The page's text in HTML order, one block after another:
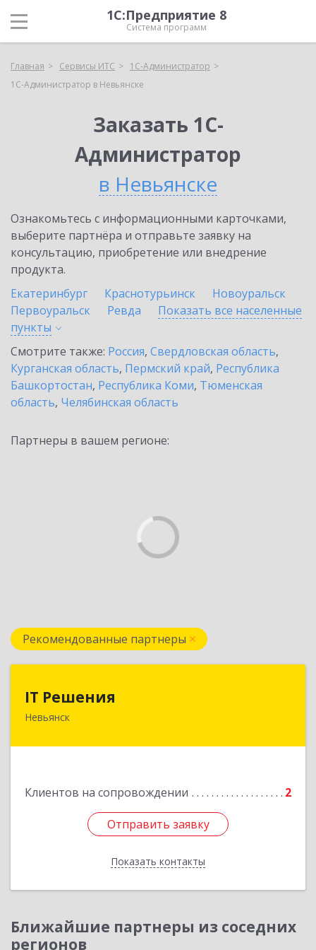
1С:Предприятие 8
Система программ
Главная Сервисы ИТС
1С-Администратор
1С-Администратор в Невьянске
Заказать 1С-
Администратор
в Невьянске
Ознакомьтесь с информационными карточками,
выберите партнёра и отправьте заявку на
консультацию, приобретение или внедрение
продукта.
Екатеринбург
Краснотурьинск
Новоуральск
Первоуральск
Ревда
Показать все населенные
пункты
Смотрите также: Россия, Свердловская область,
Курганская область, Пермский край, Республика
Башкортостан, Республика Коми, Тюменская
область, Челябинская область
Партнеры в вашем регионе:
Рекомендованные партнеры
IT Решения
Невьянск
Клиентов на сопровождении 2
Отправить заявку
Показать контакты
Отправить заявку
Назад
Ближайшие партнеры из соседних
регионов